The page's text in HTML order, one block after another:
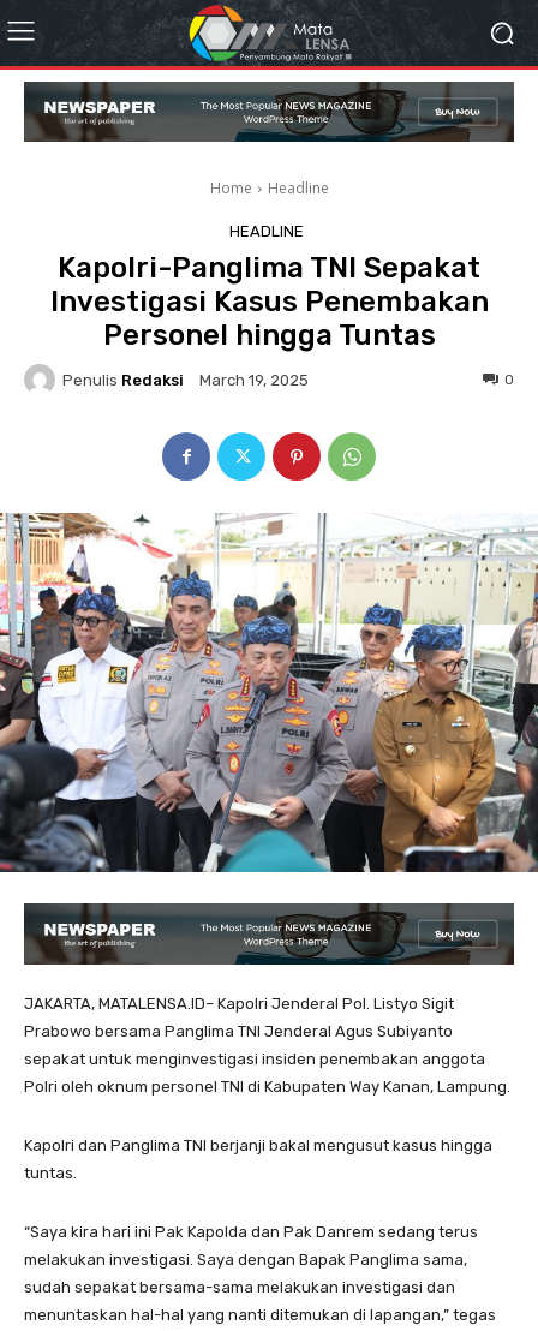
Home Headline
HEADLINE
Kapolri-Panglima TNI Sepakat
Investigasi Kasus Penembakan
Personel hingga Tuntas
Penulis Redaksi March 19, 2025 0
JAKARTA, MATALENSA.ID– Kapolri Jenderal Pol. Listyo Sigit
Prabowo bersama Panglima TNI Jenderal Agus Subiyanto
sepakat untuk menginvestigasi insiden penembakan anggota
Polri oleh oknum personel TNI di Kabupaten Way Kanan, Lampung.
Kapolri dan Panglima TNI berjanji bakal mengusut kasus hingga
tuntas.
“Saya kira hari ini Pak Kapolda dan Pak Danrem sedang terus
melakukan investigasi. Saya dengan Bapak Panglima sama,
sudah sepakat bersama-sama melakukan investigasi dan
menuntaskan hal-hal yang nanti ditemukan di lapangan,” tegas